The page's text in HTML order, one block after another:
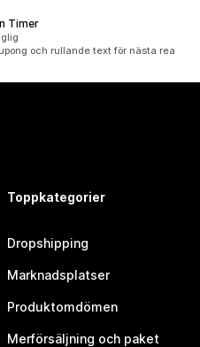
Timer
och rullande text för nästa rea
Toppkategorier
Dropshipping
Marknadsplatser
Produktomdömen
Merförsäljning och paket